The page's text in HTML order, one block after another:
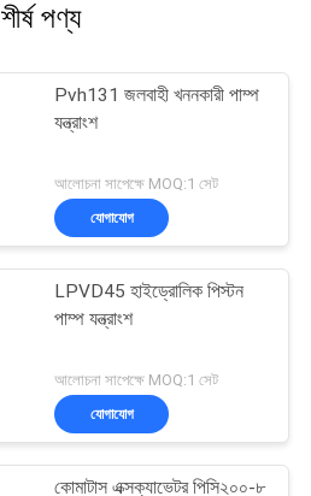
শীর্ষ পণ্য
Pvh131 জলবাহী খননকারী পাম্প
যন্ত্রাংশ
আলোচনা সাপেক্ষে MOQ:1 সেট
যোগাযোগ
LPVD45 হাইড্রোলিক পিস্টন
পাম্প যন্ত্রাংশ
আলোচনা সাপেক্ষে MOQ:1 সেট
যোগাযোগ
কোমাটাস এক্সক্যাভেটর পিসি২০০-৮